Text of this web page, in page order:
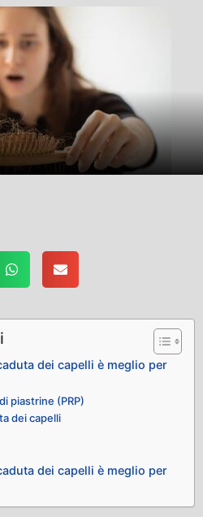
dei capelli è meglio per
piastrine (PRP)
dei capelli
dei capelli è meglio per